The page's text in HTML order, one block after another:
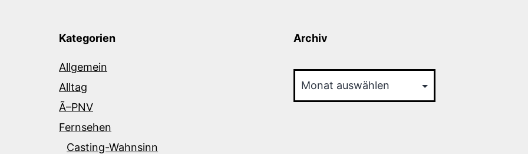
Kategorien
Allgemein
Alltag
Ã–PNV
Fernsehen
Casting-Wahnsinn
Archiv